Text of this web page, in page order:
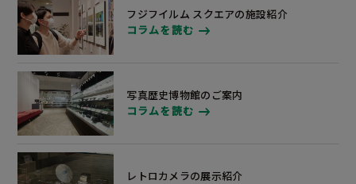
フジフイルム スクエアの施設紹介
コラムを読む
写真歴史博物館のご案内
コラムを読む
レトロカメラの展示紹介